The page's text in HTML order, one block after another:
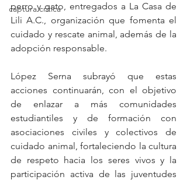
captura critica
perro y gato, entregados a La Casa de
Lili A.C., organización que fomenta el
cuidado y rescate animal, además de la
adopción responsable.
López Serna subrayó que estas
acciones continuarán, con el objetivo
de enlazar a más comunidades
estudiantiles y de formación con
asociaciones civiles y colectivos de
cuidado animal, fortaleciendo la cultura
de respeto hacia los seres vivos y la
participación activa de las juventudes